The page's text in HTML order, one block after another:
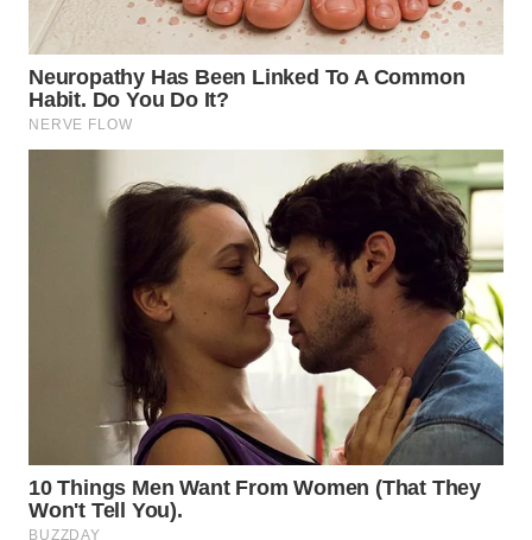
SUMEDANG
WN
CIANJUR
KEPULAUAN
WN
CIREBON